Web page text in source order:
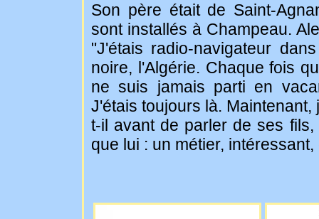
Son père était de Saint-
sont installés à Champeau.
"J'étais radio-navigateur
noire, l'Algérie. Chaque fois
ne suis jamais parti en
J'étais toujours là.
t-il avant de parler de ses
que lui : un métier,